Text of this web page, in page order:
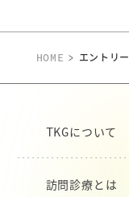
HOME > エントリー
TKGについて
訪問診療とは